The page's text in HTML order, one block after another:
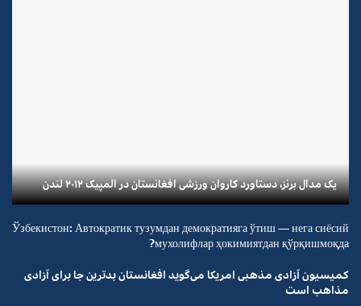
یک مدال برنز، دستاورد کاروان ورزشی افغانستان در المپیک ۲۰۱۲ لندن
Ўзбекистон: Автократик тузумдан демократияга ўтиш — нега сиёсий
мухолифлар ҳокимиятдан қўрқишмоқда?
کمیسیون آزادی مذهبی امریکا می‌گوید افغانستان بدترین جا برای آزادی
مذاهب است